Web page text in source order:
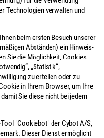
Technologien verwalten und
beim ersten Besuch unserer
Abständen) ein Hinweis-
Sie die Möglichkeit, Cookies
„Statistik“,
zu erteilen oder zu
in Ihrem Browser, um Ihre
Sie diese nicht bei jedem
"Cookiebot" der Cybot A/S,
Dieser Dienst ermöglicht